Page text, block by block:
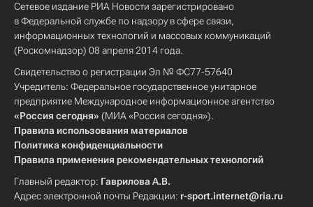
Сетевое издание РИА Новости зарегистрировано
в Федеральной службе по надзору в сфере связи,
информационных технологий и массовых коммуникаций
(Роскомнадзор) 08 апреля 2014 года.
Свидетельство о регистрации Эл № ФС77-57640
Учредитель: Федеральное государственное унитарное
предприятие Международное информационное агентство
«Россия сегодня» (МИА «Россия сегодня»).
Правила использования материалов
Политика конфиденциальности
Правила применения рекомендательных технологий
Главный редактор: Гаврилова А.В.
Адрес электронной почты Редакции: r-sport.internet@ria.ru